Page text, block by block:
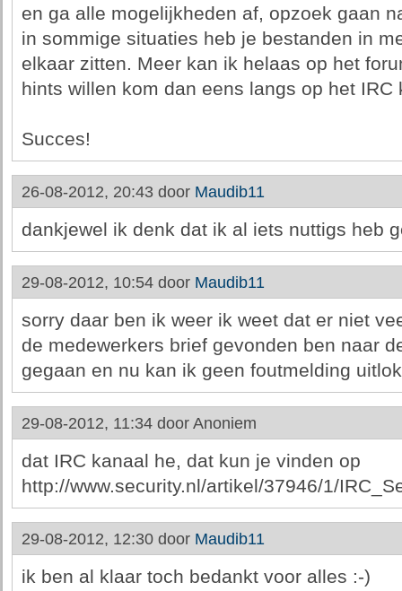
en ga alle mogelijkheden af, opzoek gaan
in sommige situaties heb je bestanden in
elkaar zitten. Meer kan ik helaas op het
hints willen kom dan eens langs op het IRC
Succes!
26-08-2012, 20:43 door Maudib11
dankjewel ik denk dat ik al iets nuttigs heb
29-08-2012, 10:54 door Maudib11
sorry daar ben ik weer ik weet dat er niet
de medewerkers brief gevonden ben naar
gegaan en nu kan ik geen foutmelding
29-08-2012, 11:34 door Anoniem
dat IRC kanaal he, dat kun je vinden op
http://www.security.nl/artikel/37946/1/
29-08-2012, 12:30 door Maudib11
ik ben al klaar toch bedankt voor alles :-)